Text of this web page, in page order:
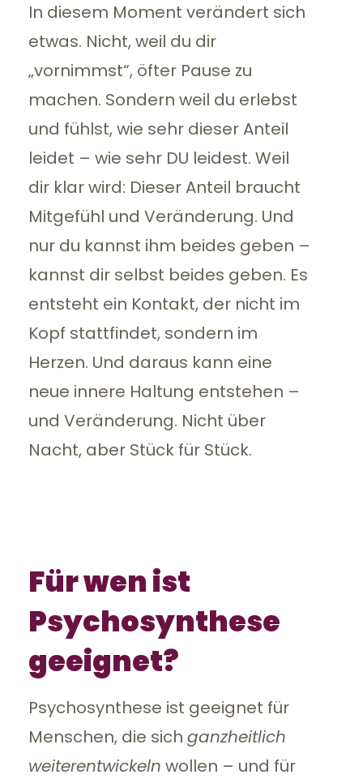
In diesem Moment verändert sich
etwas. Nicht, weil du dir
„vornimmst“, öfter Pause zu
machen. Sondern weil du erlebst
und fühlst, wie sehr dieser Anteil
leidet – wie sehr DU leidest. Weil
dir klar wird: Dieser Anteil braucht
Mitgefühl und Veränderung. Und
nur du kannst ihm beides geben –
kannst dir selbst beides geben. Es
entsteht ein Kontakt, der nicht im
Kopf stattfindet, sondern im
Herzen. Und daraus kann eine
neue innere Haltung entstehen –
und Veränderung. Nicht über
Nacht, aber Stück für Stück.
Für wen ist
Psychosynthese
geeignet?
Psychosynthese ist geeignet für
Menschen, die sich ganzheitlich
weiterentwickeln wollen – und für